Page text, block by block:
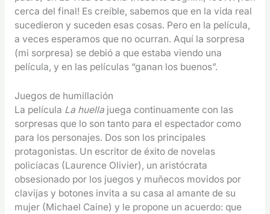
cerca del final! Es creíble, sabemos que en la vida real
sucedieron y suceden esas cosas. Pero en la película,
a veces esperamos que no ocurran. Aquí la sorpresa
(mi sorpresa) se debió a que estaba viendo una
película, y en las películas “ganan los buenos”.
Juegos de humillación
La película La huellajuega continuamente con las
sorpresas que lo son tanto para el espectador como
para los personajes. Dos son los principales
protagonistas. Un escritor de éxito de novelas
policíacas (Laurence Olivier), un aristócrata
obsesionado por los juegos y muñecos movidos por
clavijas y botones invita a su casa al amante de su
mujer (Michael Caine) y le propone un acuerdo: que